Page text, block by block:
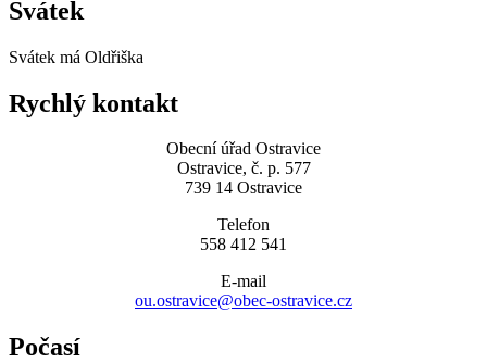
Svátek
Svátek má Oldřiška
Rychlý kontakt
Obecní úřad Ostravice
Ostravice, č. p. 577
739 14 Ostravice
Telefon
558 412 541
E-mail
ou.ostravice@obec-ostravice.cz
Počasí